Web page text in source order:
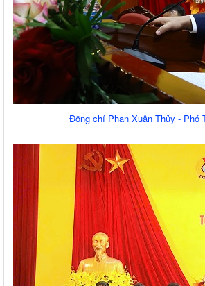
Đồng chí Phan Xuân Thủy - Phó